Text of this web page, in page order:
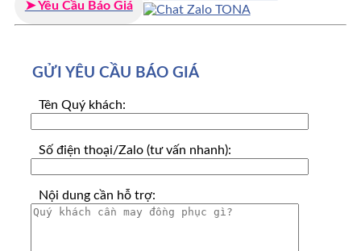
➤ Yêu Cầu Báo Giá
GỬI YÊU CẦU BÁO GIÁ
Tên Quý khách:
Số điện thoại/Zalo (tư vấn nhanh):
Nội dung cần hỗ trợ: